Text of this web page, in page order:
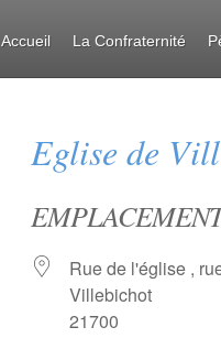
Accueil La Confraternité
Eglise de
Rue de l'église ,
Villebichot
21700